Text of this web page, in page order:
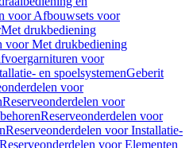
voor Afbouwsets voor
Met drukbediening
voor Met drukbediening
voor
en spoelsystemenGeberit
voor
Reserveonderdelen voor
Reserveonderdelen voor
Reserveonderdelen voor Installatie-
Reserveonderdelen voor Elementen